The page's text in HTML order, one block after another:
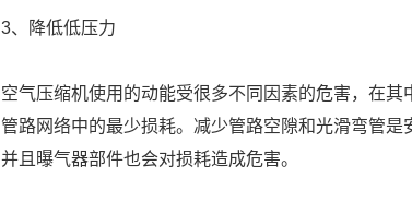
3、降低低压力
空气压缩机使用的动能受很多不同因素的危害，在
管路网络中的最少损耗。减少管路空隙和光滑弯管
并且曝气器部件也会对损耗造成危害。